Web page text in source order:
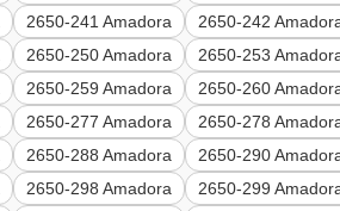
2650-241 Amadora 2650-242
2650-250 Amadora 2650-253
2650-259 Amadora 2650-260
2650-277 Amadora 2650-278
2650-288 Amadora 2650-290
2650-298 Amadora 2650-299